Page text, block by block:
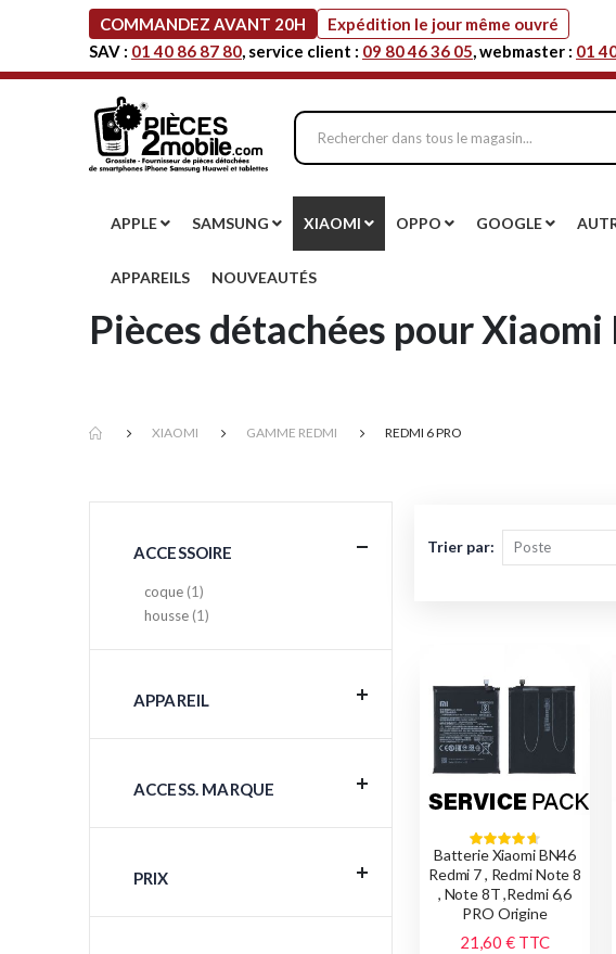
COMMANDEZ AVANT 20H
Expédition le jour même ouvré
SAV : 01 40 86 87 80, service client : 09 80 46 36 05, webmaster : 01
APPLE SAMSUNG XIAOMI OPPO GOOGLE
APPAREILS NOUVEAUTÉS
Pièces détachées pour
XIAOMI GAMME REDMI REDMI 6 PRO
Trier par
Classement:
93%
Batterie Xiaomi BN46
Redmi 7 , Redmi Note 8
, Note 8T ,Redmi 6,6
PRO Origine
21,60 € TTC
ACCESSOIRE
coque 1
article
housse 1
article
APPAREIL
ACCESS. MARQUE
PRIX